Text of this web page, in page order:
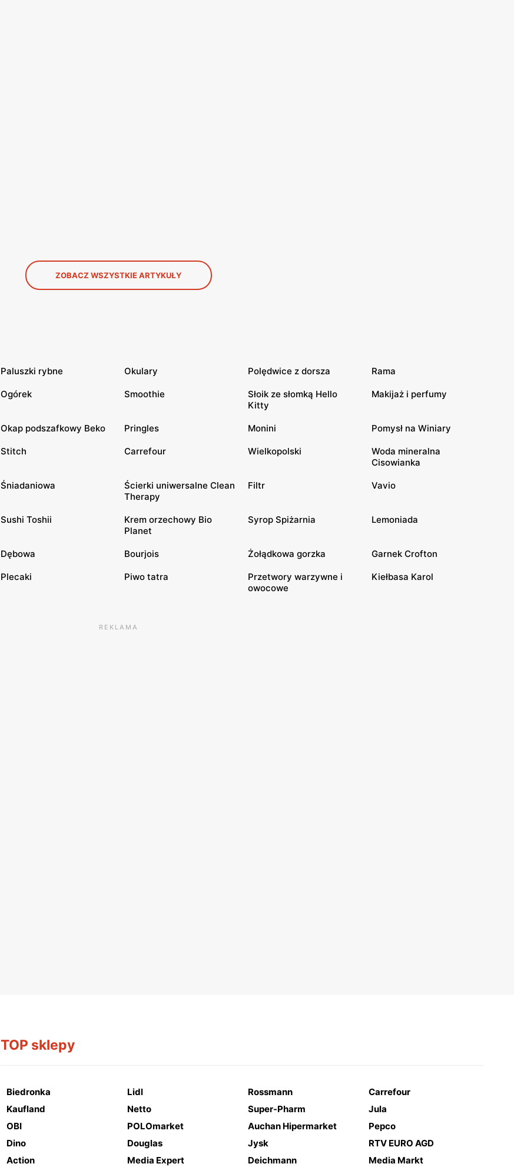
ZOBACZ WSZYSTKIE ARTYKUŁY
Paluszki rybne Okulary Polędwice z dorsza Rama
Ogórek Smoothie
Słoik ze słomką Hello
Kitty
Makijaż i perfumy
Okap podszafkowy Beko Pringles Monini Pomysł na Winiary
Stitch Carrefour Wielkopolski
Woda mineralna
Cisowianka
Śniadaniowa
Ścierki uniwersalne Clean
Therapy
Filtr Vavio
Sushi Toshii
Krem orzechowy Bio
Planet
Syrop Spiżarnia Lemoniada
Dębowa Bourjois Żołądkowa gorzka Garnek Crofton
Plecaki Piwo tatra
Przetwory warzywne i
owocowe
Kiełbasa Karol
REKLAMA
TOP sklepy
Biedronka Lidl Rossmann
Carrefour
Kaufland
Netto Super-Pharm
Jula
OBI
POLOmarket Auchan Hipermarket
Pepco
Dino
Douglas Jysk
RTV EURO AGD
Action
Media Expert Deichmann Media Markt